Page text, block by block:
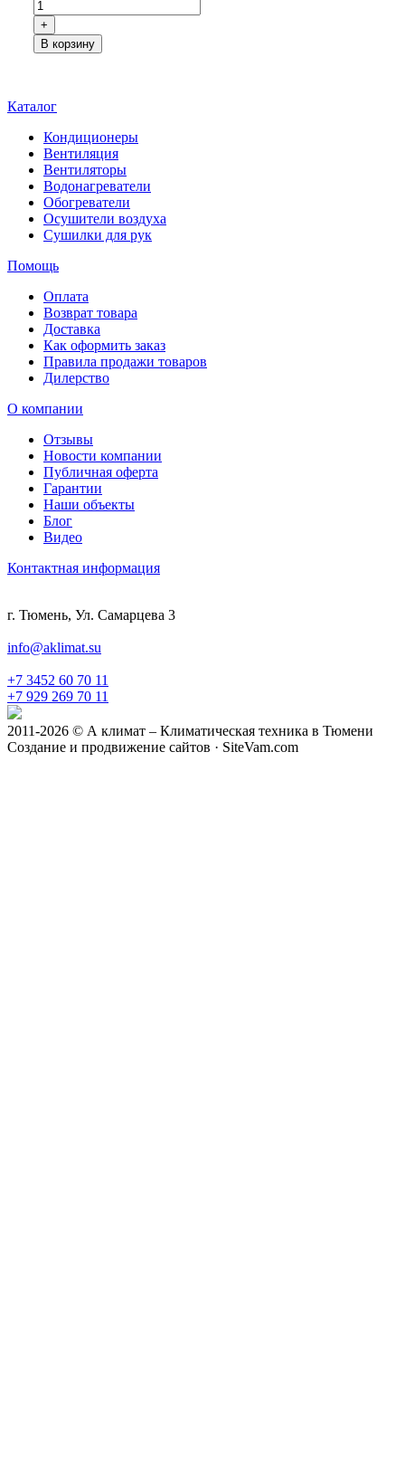
+
В корзину
Каталог
Кондиционеры
Вентиляция
Вентиляторы
Водонагреватели
Обогреватели
Осушители воздуха
Сушилки для рук
Помощь
Оплата
Возврат товара
Доставка
Как оформить заказ
Правила продажи товаров
Дилерство
О компании
Отзывы
Новости компании
Публичная оферта
Гарантии
Наши объекты
Блог
Видео
Контактная информация
г. Тюмень, Ул. Самарцева 3
info@aklimat.su
+7 3452 60 70 11
+7 929 269 70 11
2011-2026 © А климат – Климатическая техника в Тюмени
Создание и продвижение сайтов · SiteVam.com